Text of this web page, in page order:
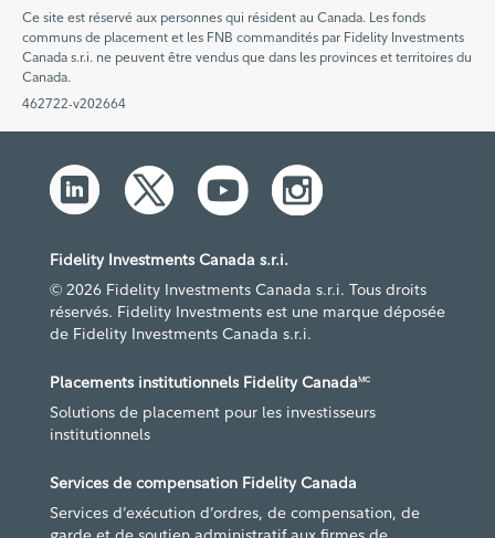
Ce site est réservé aux personnes qui résident au Canada. Les fonds
communs de placement et les FNB commandités par Fidelity Investments
Canada s.r.i. ne peuvent être vendus que dans les provinces et territoires du
Canada.
462722-v202664
Fidelity Investments Canada s.r.i.
© 2026 Fidelity Investments Canada s.r.i. Tous droits
réservés. Fidelity Investments est une marque déposée
de Fidelity Investments Canada s.r.i.
Placements institutionnels Fidelity CanadaMC
Solutions de placement pour les investisseurs
institutionnels
Services de compensation Fidelity Canada
Services d’exécution d’ordres, de compensation, de